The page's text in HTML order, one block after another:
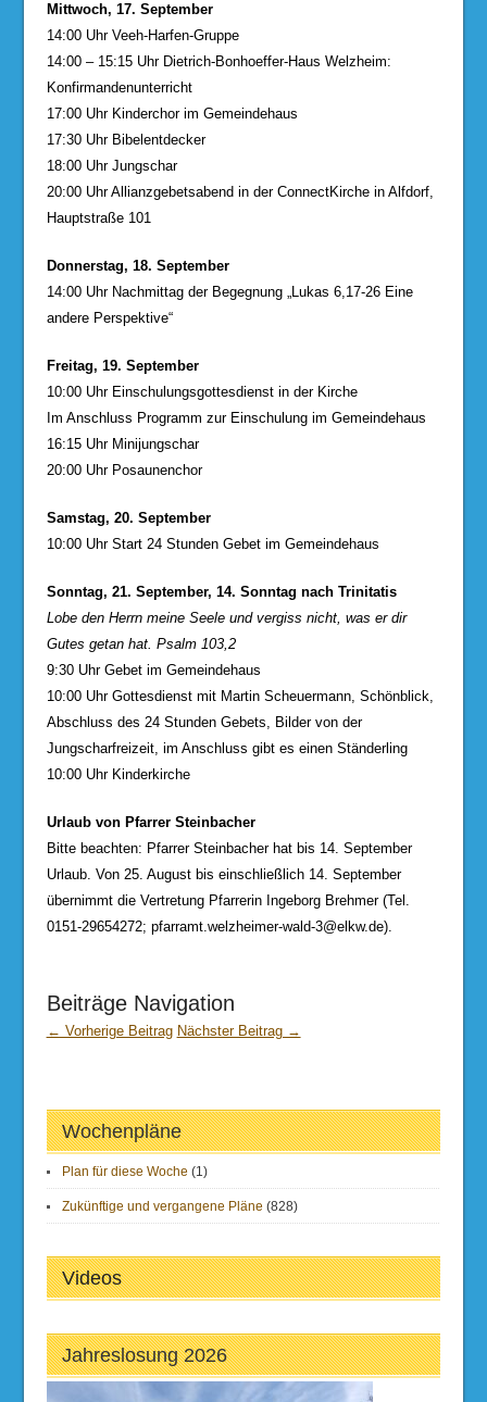
Mittwoch, 17. September
14:00 Uhr Veeh-Harfen-Gruppe
14:00 – 15:15 Uhr Dietrich-Bonhoeffer-Haus Welzheim:
Konfirmandenunterricht
17:00 Uhr Kinderchor im Gemeindehaus
17:30 Uhr Bibelentdecker
18:00 Uhr Jungschar
20:00 Uhr Allianzgebetsabend in der ConnectKirche in Alfdorf,
Hauptstraße 101
Donnerstag, 18. September
14:00 Uhr Nachmittag der Begegnung „Lukas 6,17-26 Eine
andere Perspektive“
Freitag, 19. September
10:00 Uhr Einschulungsgottesdienst in der Kirche
Im Anschluss Programm zur Einschulung im Gemeindehaus
16:15 Uhr Minijungschar
20:00 Uhr Posaunenchor
Samstag, 20. September
10:00 Uhr Start 24 Stunden Gebet im Gemeindehaus
Sonntag, 21. September, 14. Sonntag nach Trinitatis
Lobe den Herrn meine Seele und vergiss nicht, was er dir
Gutes getan hat. Psalm 103,2
9:30 Uhr Gebet im Gemeindehaus
10:00 Uhr Gottesdienst mit Martin Scheuermann, Schönblick,
Abschluss des 24 Stunden Gebets, Bilder von der
Jungscharfreizeit, im Anschluss gibt es einen Ständerling
10:00 Uhr Kinderkirche
Urlaub von Pfarrer Steinbacher
Bitte beachten: Pfarrer Steinbacher hat bis 14. September
Urlaub. Von 25. August bis einschließlich 14. September
übernimmt die Vertretung Pfarrerin Ingeborg Brehmer (Tel.
0151-29654272; pfarramt.welzheimer-wald-3@elkw.de).
Beiträge Navigation
← Vorherige Beitrag Nächster Beitrag →
Wochenpläne
Plan für diese Woche (1)
Zukünftige und vergangene Pläne (828)
Videos
Jahreslosung 2026